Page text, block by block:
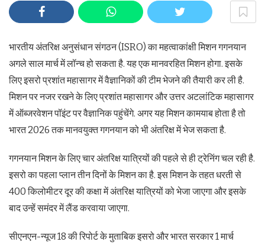
भारतीय अंतरिक्ष अनुसंधान संगठन (ISRO) का महत्वाकांक्षी मिशन गगनयान
अगले साल मार्च में लॉन्च हो सकता है. यह एक मानवरहित मिशन होगा. इसके
लिए इसरो प्रशांत महासागर में वैज्ञानिकों की टीम भेजने की तैयारी कर ली है.
मिशन पर नजर रखने के लिए प्रशांत महासागर और उत्तर अटलांटिक महासागर
में ऑब्जरवेशन पॉइंट पर वैज्ञानिक पहुंचेंगे. अगर यह मिशन कामयाब होता है तो
भारत 2026 तक मानवयुक्त गगनयान को भी अंतरिक्ष में भेज सकता है.
गगनयान मिशन के लिए चार अंतरिक्ष यात्रियों की पहले से ही ट्रेनिंग चल रही है.
इसरो का पहला प्लान तीन दिनों के मिशन का है. इस मिशन के तहत धरती से
400 किलोमीटर दूर की कक्षा में अंतरिक्ष यात्रियों को भेजा जाएगा और इसके
बाद उन्हें समंदर में लैंड करवाया जाएगा.
सीएनएन-न्यूज 18 की रिपोर्ट के मुताबिक इसरो और भारत सरकार 1 मार्च